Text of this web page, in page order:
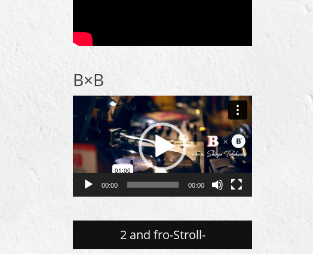
B×B
画
レ
ー
ヤ
00:00 00:00
2 and fro-Stroll-